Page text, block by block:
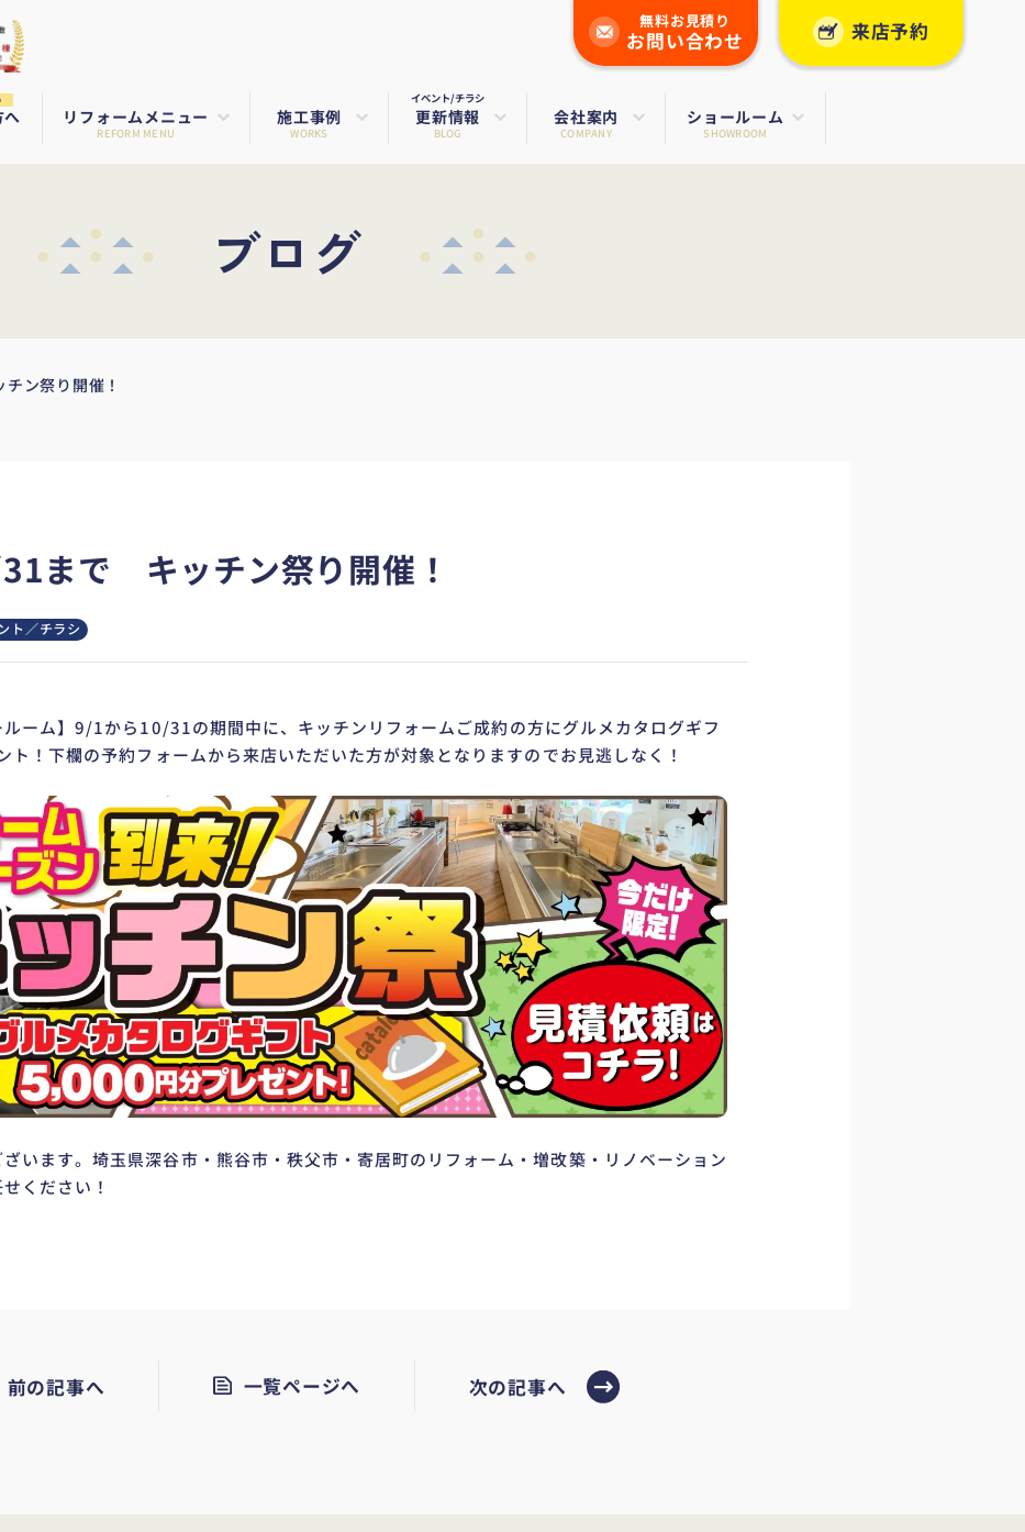
無料お見積り
お問い合わせ 来店予約
へ リフォームメニュー
REFORM MENU
施工事例
WORKS
イベント/チラシ
更新情報
BLOG
会社案内
COMPANY
ショールーム
SHOWROOM
ブログ
ン祭り開催！
まで キッチン祭り開催！
ト／チラシ
ルーム】9/1から10/31の期間中に、キッチンリフォームご成約の方にグルメカタログギフ
ト！下欄の予約フォームから来店いただいた方が対象となりますのでお見逃しなく！
います。埼玉県深谷市・熊谷市・秩父市・寄居町のリフォーム・増改築・リノベーション
ください！
前の記事へ 一覧ページへ 次の記事へ